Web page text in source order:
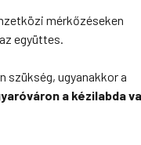
mérkőzéseken
együttes.
szükség, ugyanakkor a
a kézilabda